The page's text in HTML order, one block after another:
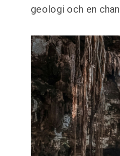
geologi och en